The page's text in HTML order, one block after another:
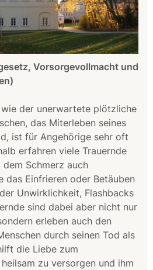
Vorsorgevollmacht und
der unerwartete plötzliche
das Miterleben seines
ist für Angehörige sehr oft
erfahren viele Trauernde
dem Schmerz auch
das Einfrieren oder Betäuben
Unwirklichkeit, Flashbacks
sind dabei aber nicht nur
erleben auch den
durch seinen Tod als
die Liebe zum
zu versorgen und ihm